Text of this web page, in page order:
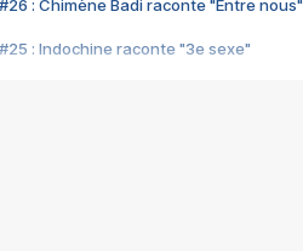
#26 : Chimène Badi raconte "Entre nous"
#25 : Indochine raconte "3e sexe"